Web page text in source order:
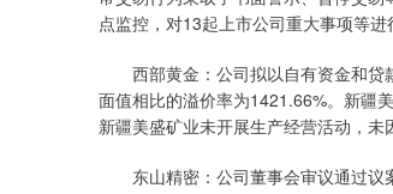
点监控，对13起上市公司重大事项等
西部黄金：公司拟以自有资金和贷
面值相比的溢价率为1421.66%。新疆
新疆美盛矿业未开展生产经营活动，未
东山精密：公司董事会审议通过议